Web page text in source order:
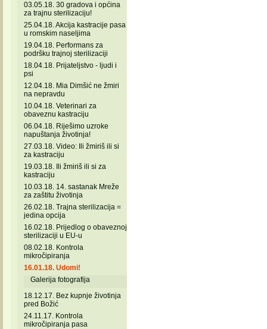
03.05.18. 30 gradova i općina
za trajnu sterilizaciju!
25.04.18. Akcija kastracije pasa
u romskim naseljima
19.04.18. Performans za
podršku trajnoj sterilizaciji
18.04.18. Prijateljstvo - ljudi i
psi
12.04.18. Mia Dimšić ne žmiri
na nepravdu
10.04.18. Veterinari za
obaveznu kastraciju
06.04.18. Riješimo uzroke
napuštanja životinja!
27.03.18. Video: Ili žmiriš ili si
za kastraciju
19.03.18. Ili žmiriš ili si za
kastraciju
10.03.18. 14. sastanak Mreže
za zaštitu životinja
26.02.18. Trajna sterilizacija =
jedina opcija
16.02.18. Prijedlog o obaveznoj
sterilizaciji u EU-u
08.02.18. Kontrola
mikročipiranja
16.01.18. Udomi!
Galerija fotografija
18.12.17. Bez kupnje životinja
pred Božić
24.11.17. Kontrola
mikročipiranja pasa